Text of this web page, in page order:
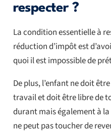
respecter ?
La condition essentielle à
réduction d’impôt est
quoi il est impossible de
De plus, l’enfant ne doit
travail et doit être libre de
durant mais également à la
ne peut pas toucher de